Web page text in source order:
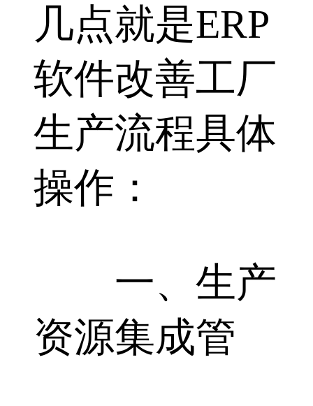
几点就是ERP
软件改善工厂
生产流程具体
操作：
一、生产
资源集成管